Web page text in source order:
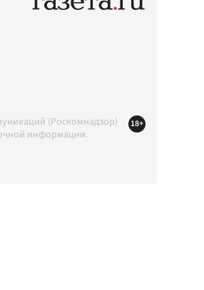
(Роскомнадзор)
информации.
18+